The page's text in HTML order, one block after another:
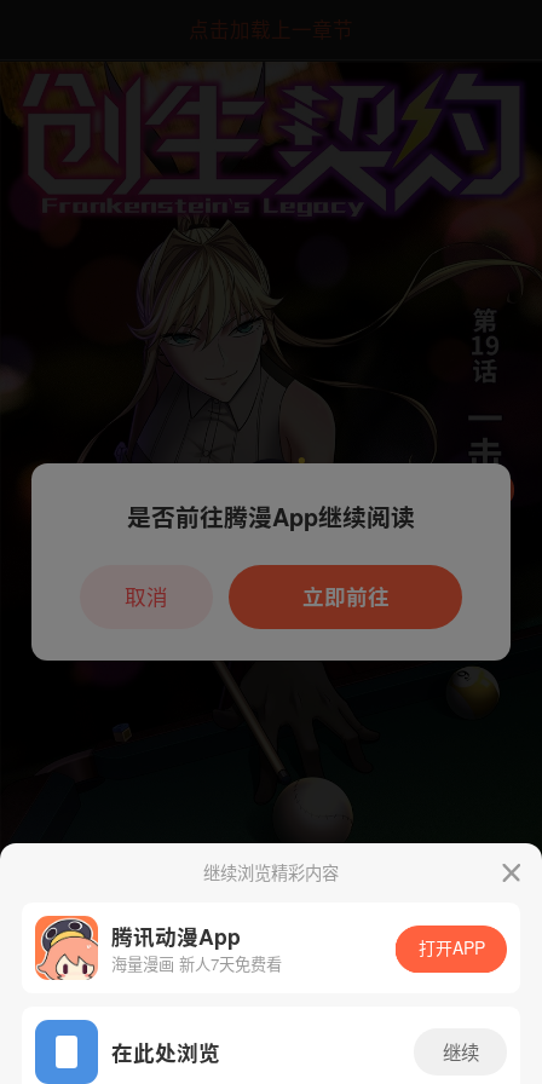
点击加载上一章节
App免费看
下一话
继续浏览精彩内容
腾讯动漫App
海量漫画 新人7天免费看
打开APP
在此处浏览 继续
本章节仅支持App阅读，可打开App新用
户7天免费看
是否前往腾漫App继续阅读
立即前往
取消